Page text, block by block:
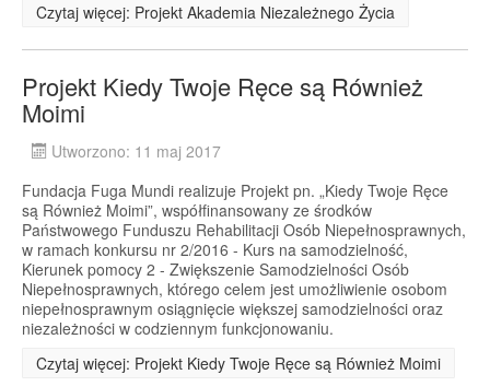
Czytaj więcej: Projekt Akademia Niezależnego Życia
Projekt Kiedy Twoje Ręce są Również
Moimi
Utworzono: 11 maj 2017
Fundacja Fuga Mundi realizuje Projekt pn. „Kiedy Twoje Ręce
są Również Moimi”, współfinansowany ze środków
Państwowego Funduszu Rehabilitacji Osób Niepełnosprawnych,
w ramach konkursu nr 2/2016 - Kurs na samodzielność,
Kierunek pomocy 2 - Zwiększenie Samodzielności Osób
Niepełnosprawnych, którego celem jest umożliwienie osobom
niepełnosprawnym osiągnięcie większej samodzielności oraz
niezależności w codziennym funkcjonowaniu.
Czytaj więcej: Projekt Kiedy Twoje Ręce są Również Moimi